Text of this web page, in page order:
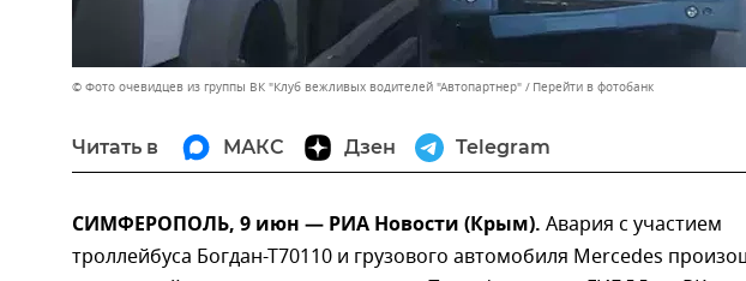
© Фото очевидцев из группы ВК "Клуб вежливых водителей "Автопартнер" Перейти в фотобанк
Читать в МАКС Дзен Telegram
СИМФЕРОПОЛЬ, 9 июн — РИА Новости (Крым). Авария с участием
троллейбуса Богдан-Т70110 и грузового автомобиля Mercedes